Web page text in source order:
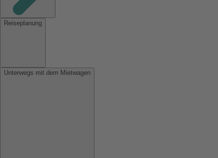
Reiseplanung
Unterwegs mit dem Mietwagen